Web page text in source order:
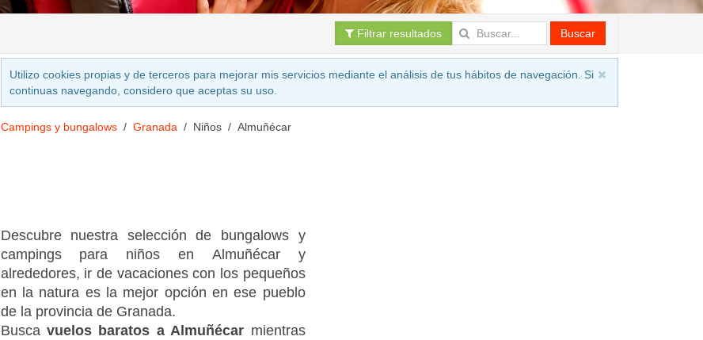
Filtrar resultados Buscar
Utilizo cookies propias y de terceros para mejorar mis servicios mediante el análisis de tus hábitos de navegación. Si
continuas navegando, considero que aceptas su uso.
Campings y bungalows Granada Niños Almuñécar
Descubre nuestra selección de bungalows y
campings para niños en Almuñécar y
alrededores, ir de vacaciones con los pequeños
en la natura es la mejor opción en ese pueblo
de la provincia de Granada.
Busca vuelos baratos a Almuñécar mientras